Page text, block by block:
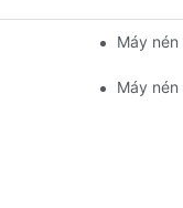
Máy
Máy